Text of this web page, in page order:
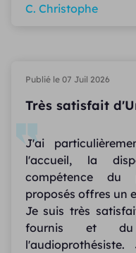
C. Christophe
Publié le 07 Juil 2026
Très satisfait
J'ai
l'accueil, la
compétence du
proposés offres un
Je suis très
fournis et du